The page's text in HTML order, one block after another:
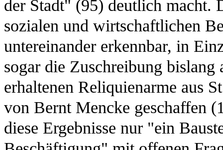
der Stadt" (95) deutlich macht.
sozialen und wirtschaftlichen
untereinander erkennbar, in
sogar die Zuschreibung
erhaltenen Reliquienarme aus
von Bernt Mencke geschaffen
diese Ergebnisse nur "ein